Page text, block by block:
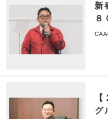
新
８
グ